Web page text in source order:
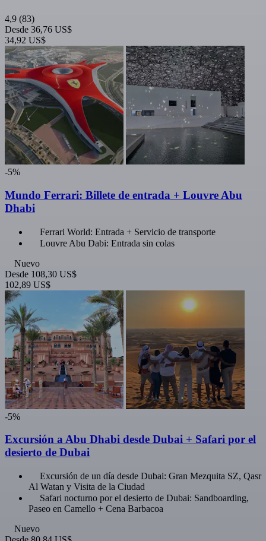
4,9 (83)
Desde 36,76 US$
34,92 US$
-5%
Mundo Ferrari: Billete de entrada + Louvre Abu
Dhabi
Ferrari World: Entrada + Servicio de transporte
Louvre Abu Dabi: Entrada sin colas
Nuevo
Desde 108,30 US$
102,89 US$
-5%
Excursión a Abu Dhabi desde Dubai + Safari por el
desierto de Dubai
Excursión de un día desde Dubai: Gran Mezquita SZ, Qasr
Al Watan y Visita de la Ciudad
Safari nocturno por el desierto de Dubai: Sandboarding,
Paseo en Camello + Cena Barbacoa
Nuevo